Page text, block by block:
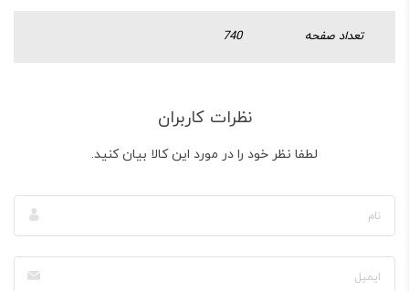
تعداد صفحه 740
نظرات کاربران
لطفا نظر خود را در مورد این کالا بیان کنید.